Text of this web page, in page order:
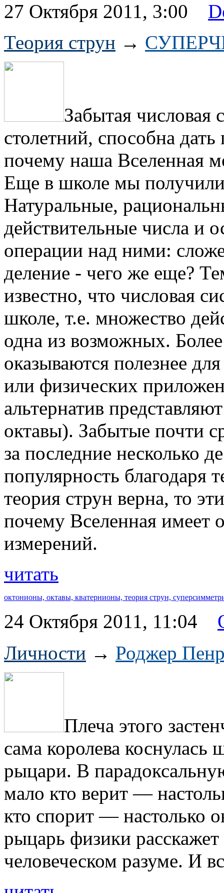
27 Октября 2011, 3:00
Теория струн →
Забытая числовая
столетний, способна
почему наша Вселенная
Еще в школе мы получили
Натуральные,
действительные числа и
операции над ними:
деление - чего же еще?
известно, что числовая
школе, т.е. множество
одна из возможных.
оказываются полезнее
или физических
альтернатив
октавы). Забытые почти
за последние несколько
популярность благодаря
теория струн верна, то
почему Вселенная имеет
измерений.
читать
октонионы, октавы, кватернионы, теория струн,
24 Октября 2011, 11:04
Личности → Роджер
Плеча этого
сама королева коснулась
рыцари. В
мало кто верит —
кто спорит — настолько
рыцарь физики
человеческом разуме. И